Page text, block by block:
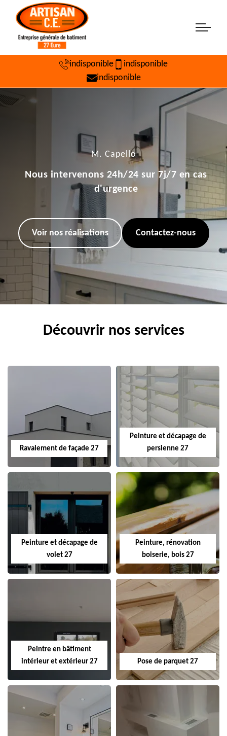
indisponible
indisponible
indisponible
M. Capello
Nous intervenons 24h/24 sur 7j/7 en cas
d'urgence
Voir nos réalisations Contactez-nous
Découvrir nos services
Ravalement de façade 27
Peinture et décapage de
persienne 27
Peinture et décapage de
volet 27
Peinture, rénovation
boiserie, bois 27
Peintre en bâtiment
intérieur et extérieur 27
Pose de parquet 27